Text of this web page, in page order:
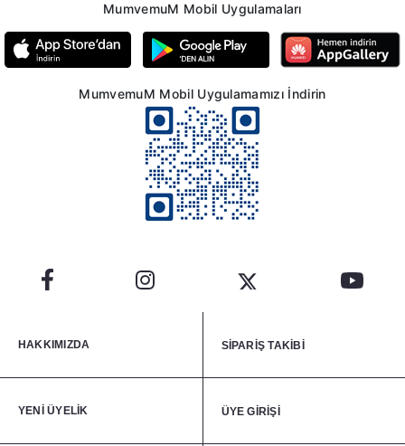
MumvemuM Mobil Uygulamaları
MumvemuM Mobil Uygulamamızı İndirin
HAKKIMIZDA SİPARİŞ TAKİBİ
YENİ ÜYELİK ÜYE GİRİŞİ